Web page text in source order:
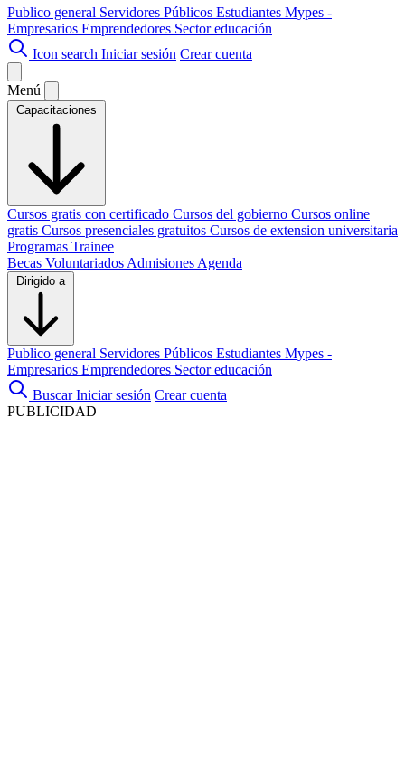
Publico general Servidores Públicos Estudiantes Mypes -
Empresarios Emprendedores Sector educación
Icon search Iniciar sesión Crear cuenta
Menú
Capacitaciones
Cursos gratis con certificado Cursos del gobierno Cursos online
gratis Cursos presenciales gratuitos Cursos de extension universitaria
Programas Trainee
Becas Voluntariados Admisiones Agenda
Dirigido a
Publico general Servidores Públicos Estudiantes Mypes -
Empresarios Emprendedores Sector educación
Buscar Iniciar sesión Crear cuenta
PUBLICIDAD